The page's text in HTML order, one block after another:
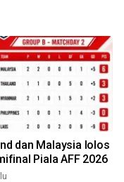
dan Malaysia lolos
Piala AFF 2026